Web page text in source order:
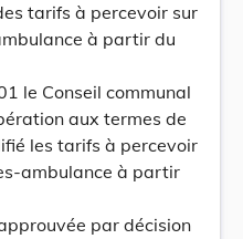
tarifs à percevoir sur
à partir du
le Conseil communal
aux termes de
les tarifs à percevoir
ambulance à partir
par décision